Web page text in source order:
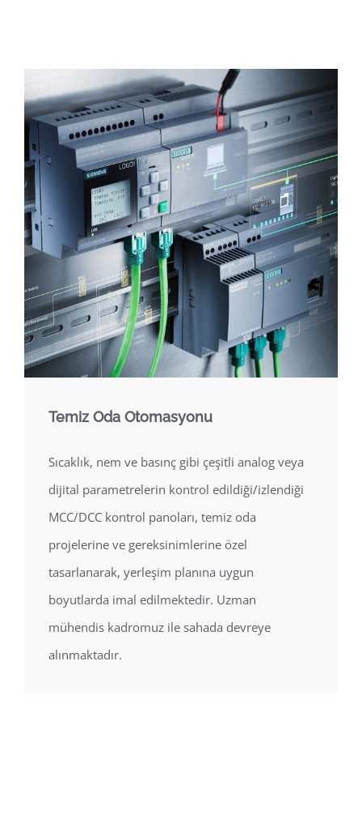
Temiz Oda Otomasyonu
Sıcaklık, nem ve basınç gibi çeşitli analog veya
dijital parametrelerin kontrol edildiği/izlendiği
MCC/DCC kontrol panoları, temiz oda
projelerine ve gereksinimlerine özel
tasarlanarak, yerleşim planına uygun
boyutlarda imal edilmektedir. Uzman
mühendis kadromuz ile sahada devreye
alınmaktadır.